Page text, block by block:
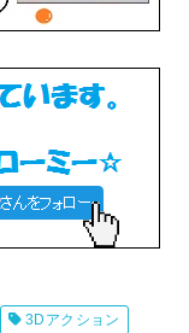
3Dアクション